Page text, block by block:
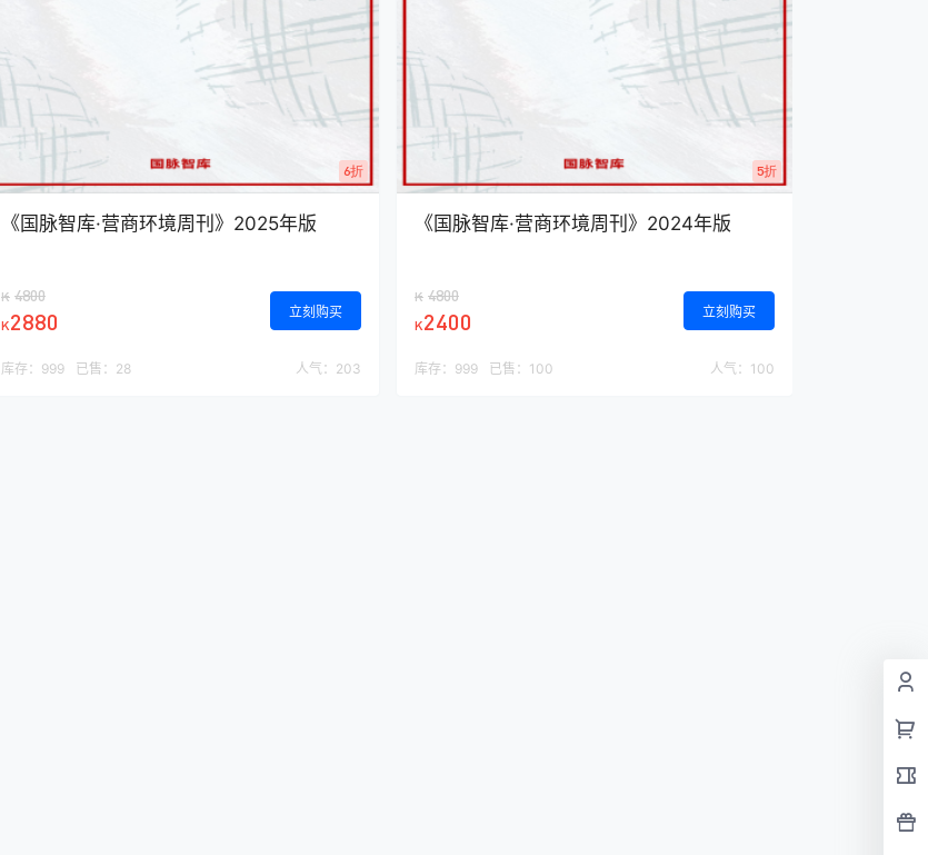
6折
《国脉智库·营商环境周刊》2025年版
K 4800
K2880 立刻购买
库存： 999 已售： 28 人气： 203
5折
《国脉智库·营商环境周刊》2024年版
K 4800
K2400 立刻购买
库存： 999 已售： 100 人气： 100